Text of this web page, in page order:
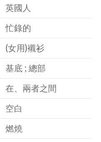
英國人
忙錄的
(女用)襯衫
基底 ; 總部
在、兩者之間
空白
燃燒